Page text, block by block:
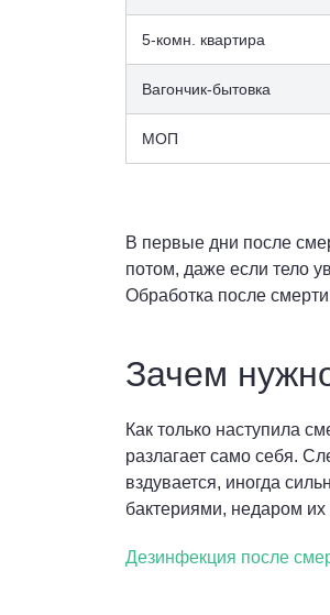
5-комн. квартира
Вагончик-бытовка
МОП
В первые дни после
потом, даже если тело
Обработка после
Зачем
Как только наступила
разлагает само себя.
вздувается, иногда
бактериями, недаром
Дезинфекция после